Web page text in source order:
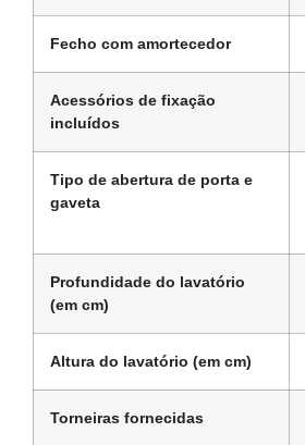
Fecho com amortecedor
Acessórios de fixação
incluídos
Tipo de abertura de porta e
gaveta
Profundidade do lavatório
(em cm)
Altura do lavatório (em cm)
Torneiras fornecidas